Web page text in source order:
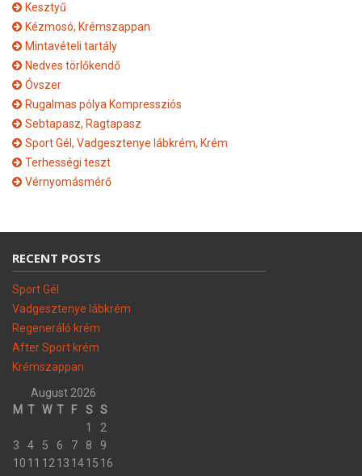
Kesztyű
Kézmosó, Krémszappan
Mintavételi tartály
Nedves törlőkendő
Óvszer
Rugalmas pólya Kompressziós
Sebtapasz, Ragtapasz
Sport Gél, Vadgesztenye lábkrém, Krém
Terhességi teszt
Vérnyomásmérő
RECENT POSTS
Sport Gél
Vadgesztenye lábkrém
Regeneráló krém
After Sport krém
Krémszappan
August 2026
M T W T F S S
1
2
3
4 5 6 7 8
9
10 11 12 13 1415 16